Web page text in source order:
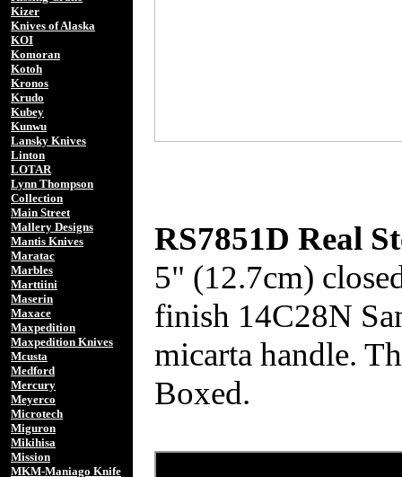
Kizer
Knives of Alaska
KOI
Komoran
Kotoh
Kronos
Krudo
Kubey
Kunwu
Lansky Knives
Linton
LOTAR
Lynn Thompson
Collection
Main Street
Mallery Designs
Mantis Knives
Maratac
Marbles
Marttiini
Maserin
Maxace
Maxpedition
Maxpedition Knives
Mcusta
Medford
Mercury
Meyerco
Microtech
Miguron
Mikihisa
Mission
MKM-Maniago Knife
RS7851D Real
5" (12.7cm)
finish 14C28N
micarta handle.
Boxed.